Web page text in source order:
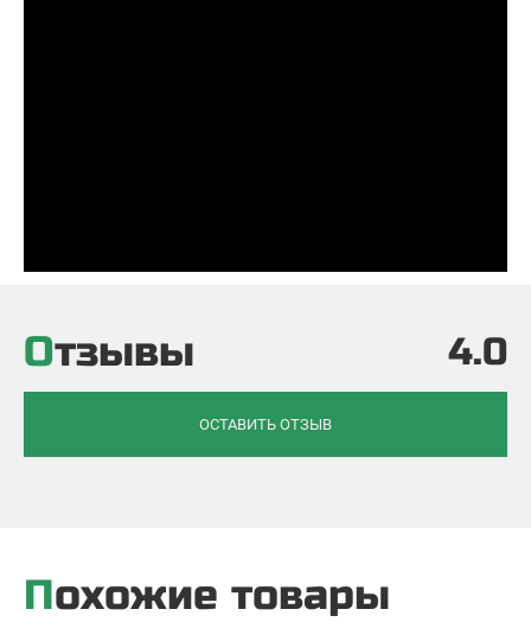
Отзывы 4.0
ОСТАВИТЬ ОТЗЫВ
Похожие товары